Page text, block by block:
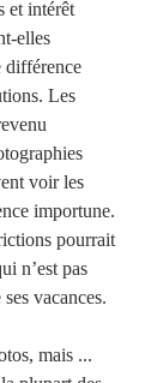
et intérêt
elles
différence
Les
voir les
importune.
pourrait
n’est pas
vacances.
mais ...